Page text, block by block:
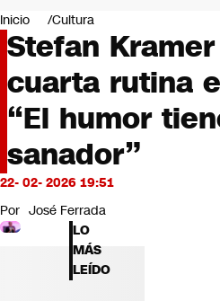
Negocios
Deportes
Programas completos
Cultura
Servicios
Bits
CNN tiempo
Futuro 360
Inicio Cultura
Stefan
cuarta rutina
“El humor
sanador”
22- 02- 2026 19:51
Por José Ferrada
LO
MÁS
LEÍDO